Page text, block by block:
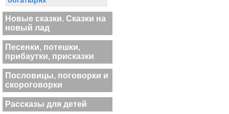
Новые сказки. Сказки на
новый лад
Песенки, потешки,
прибаутки, присказки
Пословицы, поговорки и
скороговорки
Рассказы для детей